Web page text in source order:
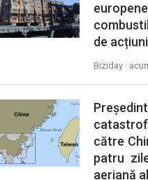
de
Biziday ·
către
patru
aeriană